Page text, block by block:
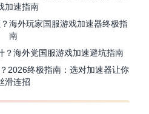
加速指南
海外玩家国服游戏加速器终极指
南
？海外党国服游戏加速避坑指南
2026终极指南：选对加速器让你
滑连招